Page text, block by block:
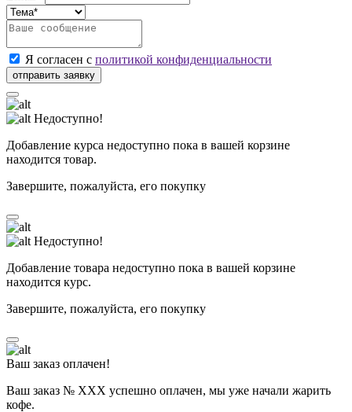
Я согласен с политикой конфиденциальности
Недоступно!
Добавление курса недоступно пока в вашей корзине
находится товар.
Завершите, пожалуйста, его покупку
Недоступно!
Добавление товара недоступно пока в вашей корзине
находится курс.
Завершите, пожалуйста, его покупку
Ваш заказ оплачен!
Ваш заказ № ХХХ успешно оплачен, мы уже начали жарить
кофе.